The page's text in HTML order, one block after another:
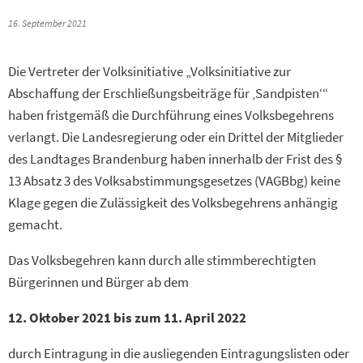
16. September 2021
Die Vertreter der Volksinitiative „Volksinitiative zur
Abschaffung der Erschließungsbeiträge für ‚Sandpisten‘“
haben fristgemäß die Durchführung eines Volksbegehrens
verlangt. Die Landesregierung oder ein Drittel der Mitglieder
des Landtages Brandenburg haben innerhalb der Frist des §
13 Absatz 3 des Volksabstimmungsgesetzes (VAGBbg) keine
Klage gegen die Zulässigkeit des Volksbegehrens anhängig
gemacht.
Das Volksbegehren kann durch alle stimmberechtigten
Bürgerinnen und Bürger ab dem
12. Oktober 2021 bis zum 11. April 2022
durch Eintragung in die ausliegenden Eintragungslisten oder